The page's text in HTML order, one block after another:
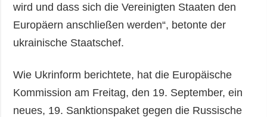
wird und dass sich die Vereinigten Staaten den
Europäern anschließen werden“, betonte der
ukrainische Staatschef.
Wie Ukrinform berichtete, hat die Europäische
Kommission am Freitag, den 19. September, ein
neues, 19. Sanktionspaket gegen die Russische